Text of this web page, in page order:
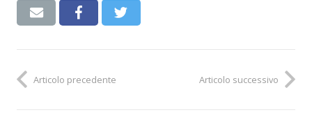
Articolo precedente Articolo successivo